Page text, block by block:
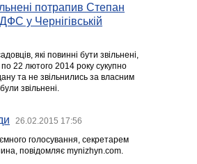
потрапив Степан
у Чернігівській
які повинні бути звільнені,
22 лютого 2014 року сукупно
та не звільнились за власним
звільнені.
26.02.2015 17:56
голосування, секретарем
повідомляє mynizhyn.com.